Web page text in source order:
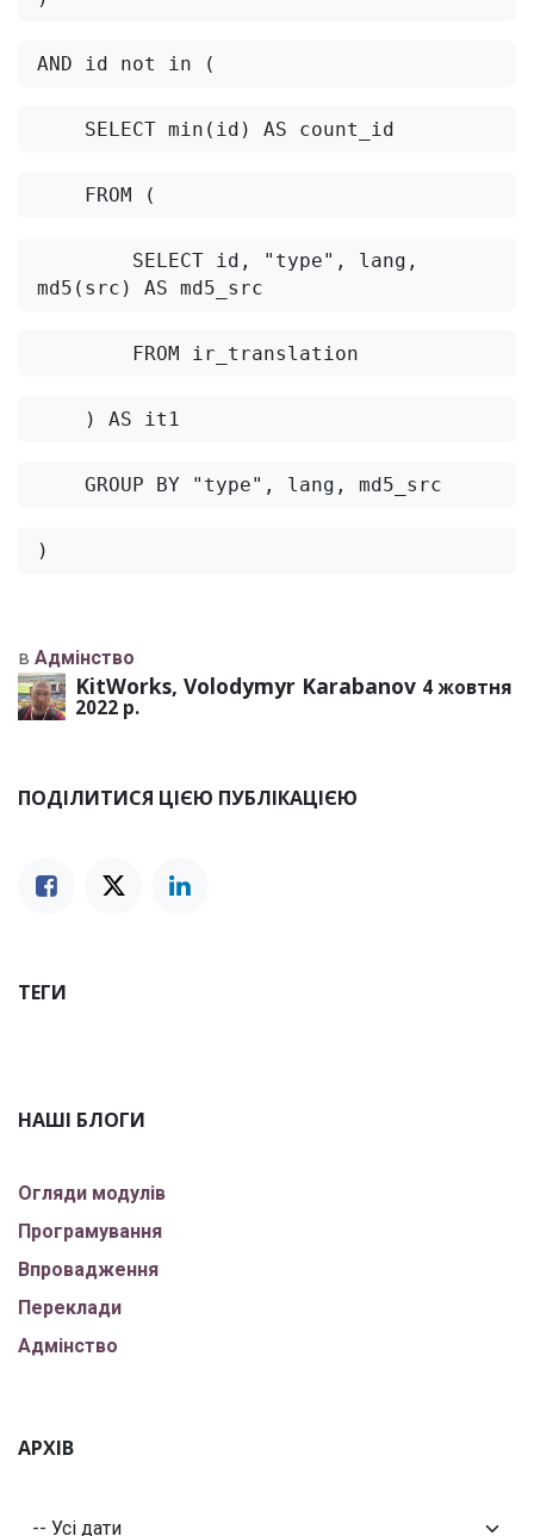
AND id not in (
SELECT min(id) AS count_id
FROM (
SELECT id, "type", lang,
md5(src) AS md5_src
FROM ir_translation
) AS it1
GROUP BY "type", lang, md5_src
)
в Адмінство
KitWorks, Volodymyr Karabanov 4 жовтня
2022 р.
ПОДІЛИТИСЯ ЦІЄЮ ПУБЛІКАЦІЄЮ
ТЕГИ
НАШІ БЛОГИ
Огляди модулів
Програмування
Впровадження
Переклади
Адмінство
АРХІВ